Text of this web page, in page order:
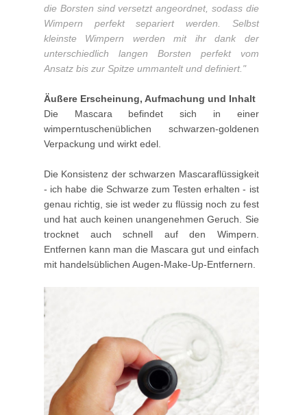
die Borsten sind versetzt angeordnet, sodass die
Wimpern perfekt separiert werden. Selbst
kleinste Wimpern werden mit ihr dank der
unterschiedlich langen Borsten perfekt vom
Ansatz bis zur Spitze ummantelt und definiert."
Äußere Erscheinung, Aufmachung und Inhalt
Die Mascara befindet sich in einer
wimperntuschenüblichen schwarzen-goldenen
Verpackung und wirkt edel.
Die Konsistenz der schwarzen Mascaraflüssigkeit
- ich habe die Schwarze zum Testen erhalten - ist
genau richtig, sie ist weder zu flüssig noch zu fest
und hat auch keinen unangenehmen Geruch. Sie
trocknet auch schnell auf den Wimpern.
Entfernen kann man die Mascara gut und einfach
mit handelsüblichen Augen-Make-Up-Entfernern.